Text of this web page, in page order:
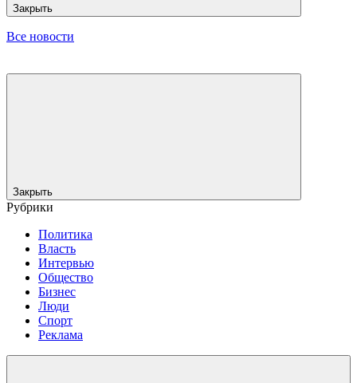
Закрыть
Все новости
Закрыть
Рубрики
Политика
Власть
Интервью
Общество
Бизнес
Люди
Спорт
Реклама